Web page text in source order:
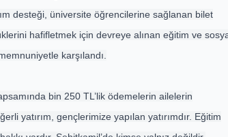
desteği, üniversite öğrencilerine sağlanan bilet
hafifletmek için devreye alınan eğitim ve
karşılandı.
bin 250 TL’lik ödemelerin ailelerin
yatırım, gençlerimize yapılan yatırımdır. Eğitim